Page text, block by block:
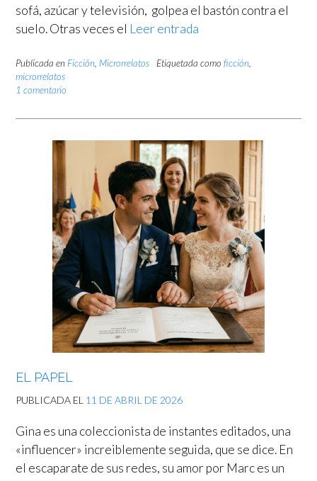
sofá, azúcar y televisión, golpea el bastón contra el
suelo. Otras veces el Leer entrada
Publicada en Ficción Microrrelatos Etiquetada como ficción
microrrelatos
1 comentario
EL PAPEL
PUBLICADA EL 11 DE ABRIL DE 2026
Gina es una coleccionista de instantes editados, una
«influencer» increiblemente seguida, que se dice. En
el escaparate de sus redes, su amor por Marc es un